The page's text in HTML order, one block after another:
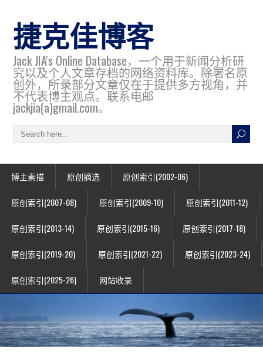
捷克佳博客
Jack JIA's Online Database，一个用于新闻分析研
究以及个人文章存档的网络资料库。除署名原
创外，所录部分文章仅在于提供多方视角，并
不代表博主观点。联系电邮
jackjia(a)gmail.com。
博主素描 原创摘选 原创索引(2002-06)
原创索引(2007-08) 原创索引(2009-10) 原创索引(2011-12)
原创索引(2013-14) 原创索引(2015-16) 原创索引(2017-18)
原创索引(2019-20) 原创索引(2021-22) 原创索引(2023-24)
原创索引(2025-26) 网站收录